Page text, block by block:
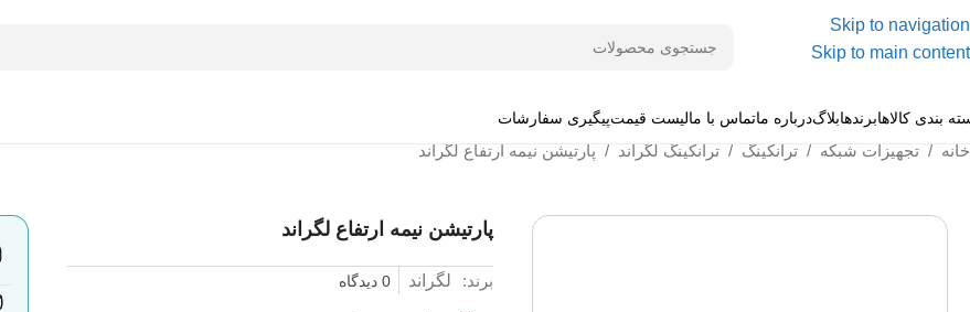
Skip to navigation
Skip to main content
بندی کالاهابرندهابلاگدرباره ماتماس با مالیست قیمتپیگیری سفارشات
خانه / تجهیزات شبکه / ترانکینگ / ترانکینگ لگراند / پارتیشن نیمه ارتفاع لگراند
پارتیشن نیمه ارتفاع لگراند
برند: لگراند 0 دیدگاه